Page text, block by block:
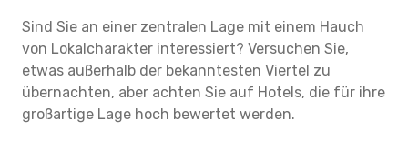
Sind Sie an einer zentralen Lage mit einem Hauch
von Lokalcharakter interessiert? Versuchen Sie,
etwas außerhalb der bekanntesten Viertel zu
übernachten, aber achten Sie auf Hotels, die für ihre
großartige Lage hoch bewertet werden.